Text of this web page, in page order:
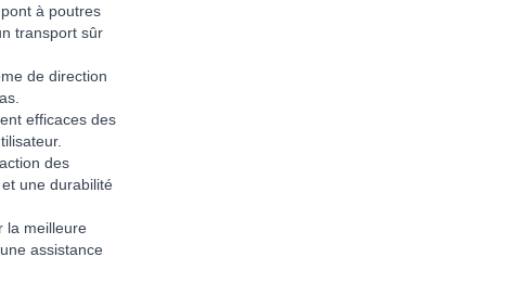
à poutres
transport sûr
de direction
efficaces des
des
une durabilité
la meilleure
assistance